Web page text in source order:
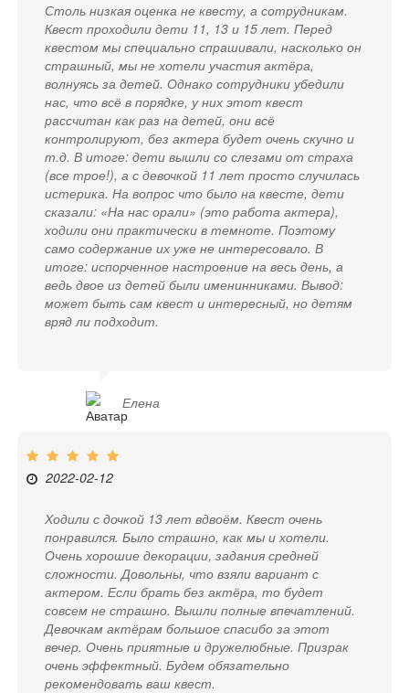
Столь низкая оценка не квесту, а сотрудникам.
Квест проходили дети 11, 13 и 15 лет. Перед
квестом мы специально спрашивали, насколько он
страшный, мы не хотели участия актёра,
волнуясь за детей. Однако сотрудники убедили
нас, что всё в порядке, у них этот квест
рассчитан как раз на детей, они всё
контролируют, без актера будет очень скучно и
т.д. В итоге: дети вышли со слезами от страха
(все трое!), а с девочкой 11 лет просто случилась
истерика. На вопрос что было на квесте, дети
сказали: «На нас орали» (это работа актера),
ходили они практически в темноте. Поэтому
само содержание их уже не интересовало. В
итоге: испорченное настроение на весь день, а
ведь двое из детей были именинниками. Вывод:
может быть сам квест и интересный, но детям
вряд ли подходит.
Елена
2022-02-12
Ходили с дочкой 13 лет вдвоём. Квест очень
понравился. Было страшно, как мы и хотели.
Очень хорошие декорации, задания средней
сложности. Довольны, что взяли вариант с
актером. Если брать без актёра, то будет
совсем не страшно. Вышли полные впечатлений.
Девочкам актёрам большое спасибо за этот
вечер. Очень приятные и дружелюбные. Призрак
очень эффектный. Будем обязательно
рекомендовать ваш квест.